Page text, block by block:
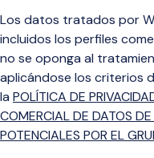
Los datos tratados por
incluidos los perfiles
no se oponga al
aplicándose los criterios
la POLÍTICA DE
COMERCIAL DE DATOS
POTENCIALES POR EL